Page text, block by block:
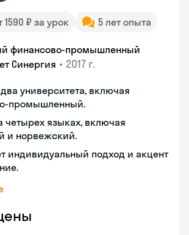
1590 ₽ за урок 5 лет опыта
финансово-промышленный
Синергия • 2017 г.
университета, включая
промышленный.
четырех языках, включая
и норвежский.
индивидуальный подход и акцент